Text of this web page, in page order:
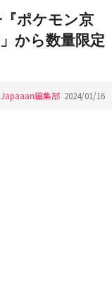
ポケモン京
から数量限定
Japaaan編集部 2024/01/16